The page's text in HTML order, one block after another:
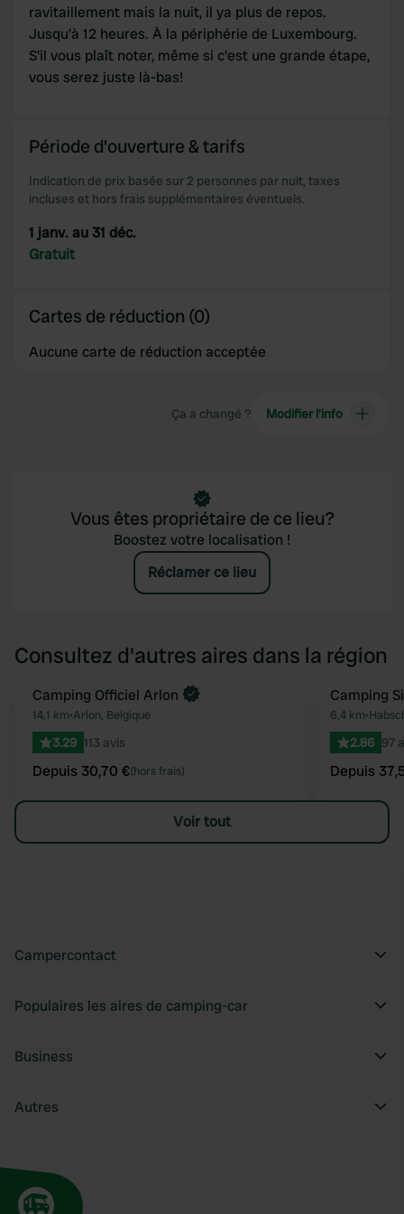
ravitaillement mais la nuit, il ya plus de repos.
Jusqu'à 12 heures. À la périphérie de Luxembourg.
S'il vous plaît noter, même si c'est une grande étape,
vous serez juste là-bas!
Période d'ouverture & tarifs
Indication de prix basée sur 2 personnes par nuit, taxes
incluses et hors frais supplémentaires éventuels.
1 janv. au 31 déc.
Gratuit
Cartes de réduction (0)
Aucune carte de réduction acceptée
Ça a changé ? Modifier l’info
Vous êtes propriétaire de ce lieu?
Boostez votre localisation !
Réclamer ce lieu
Consultez d'autres aires dans la région
Préféré
Reserve maintenant
Camping Officiel Arlon
14,1 km•Arlon, Belgique
3.29 113 avis
Depuis 30,70 €(hors frais)
Reserve
Camping
6,4 km•
2.86 97
Depuis
Voir tout
Campercontact
Populaires les aires de camping-car
Business
Autres